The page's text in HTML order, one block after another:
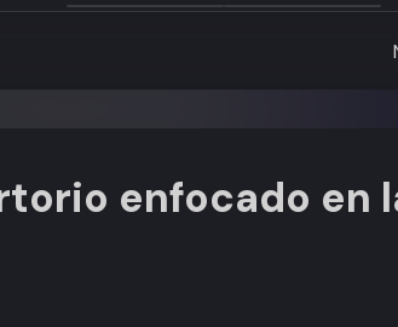
enfocado en